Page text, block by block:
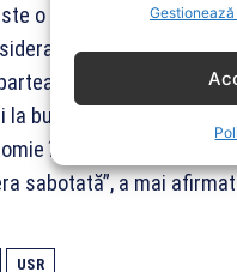
o decizie a PNL. Sunt
că nu pot să fiu în
PNL nu era
buget şi a eliminat taxe,
în criză era PNL şi,
sabotată”, a mai
USR